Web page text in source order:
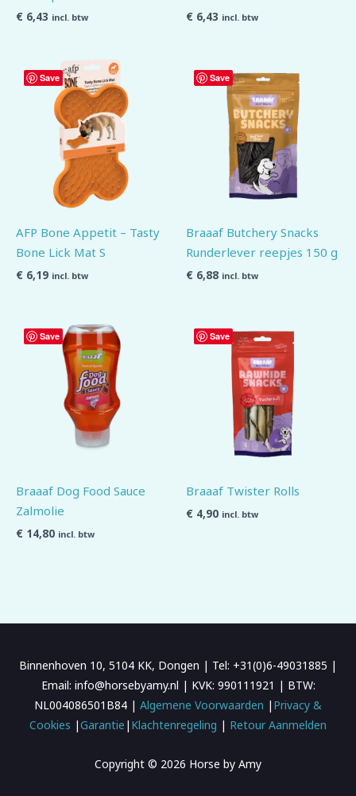
€ 6,43 incl. btw € 6,43 incl. btw
Save
AFP Bone Appetit – Tasty
Bone Lick Mat S
€ 6,19 incl. btw
Save
Braaaf Butchery Snacks
Runderlever reepjes 150 g
€ 6,88 incl. btw
Save
Braaaf Dog Food Sauce
Zalmolie
€ 14,80 incl. btw
Save
Braaaf Twister Rolls
€ 4,90 incl. btw
Binnenhoven 10, 5104 KK, Dongen | Tel: +31(0)6-49031885 |
Email: info@horsebyamy.nl | KVK: 990111921 | BTW:
NL004086501B84 | Algemene Voorwaarden | Privacy &
Cookies |Garantie | Klachtenregeling | Retour Aanmelden
Copyright © 2026 Horse by Amy